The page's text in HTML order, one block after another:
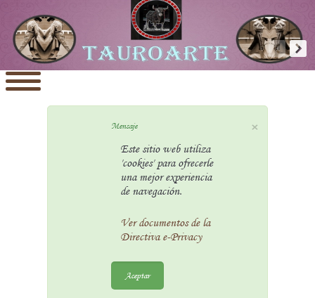
×
Mensaje
Este sitio web utiliza
'cookies' para ofrecerle
una mejor experiencia
de navegación.
Ver documentos de la
Directiva e-Privacy
Aceptar